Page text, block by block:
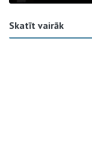
Skatīt vairāk